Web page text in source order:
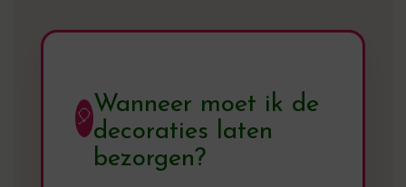
🎈
Wanneer moet ik de
decoraties laten
bezorgen?